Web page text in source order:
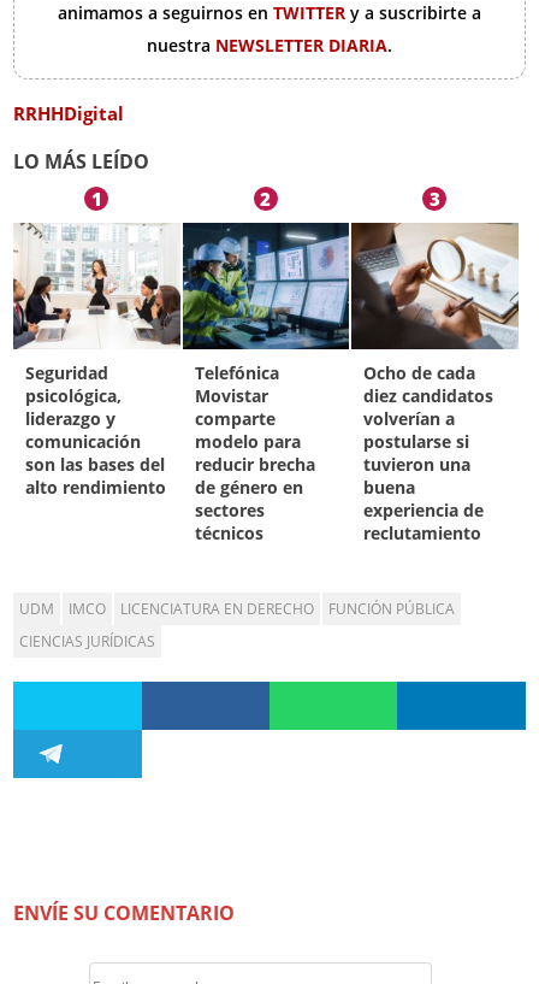
animamos a seguirnos en TWITTER y a suscribirte a
nuestra NEWSLETTER DIARIA.
RRHHDigital
LO MÁS LEÍDO
1
Seguridad
psicológica,
liderazgo y
comunicación
son las bases del
alto rendimiento
2
Telefónica
Movistar
comparte
modelo para
reducir brecha
de género en
sectores
técnicos
3
Ocho de cada
diez candidatos
volverían a
postularse si
tuvieron una
buena
experiencia de
reclutamiento
UDM IMCO LICENCIATURA EN DERECHO
FUNCIÓN PÚBLICA
CIENCIAS JURÍDICAS
ENVÍE SU COMENTARIO